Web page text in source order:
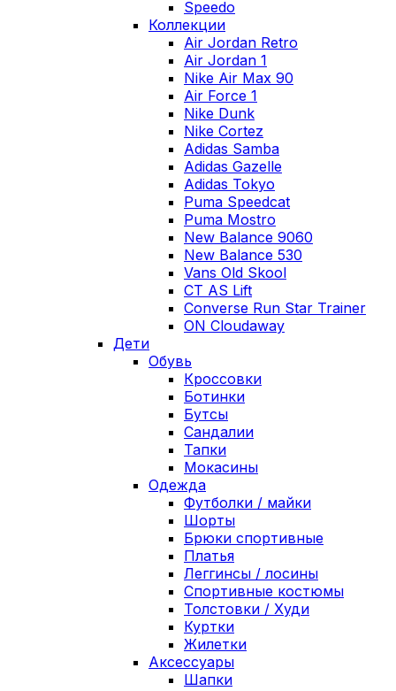
Speedo
Коллекции
Air Jordan Retro
Air Jordan 1
Nike Air Max 90
Air Force 1
Nike Dunk
Nike Cortez
Adidas Samba
Adidas Gazelle
Adidas Tokyo
Puma Speedcat
Puma Mostro
New Balance 9060
New Balance 530
Vans Old Skool
CT AS Lift
Converse Run Star Trainer
ON Cloudaway
Дети
Обувь
Кроссовки
Ботинки
Бутсы
Сандалии
Тапки
Мокасины
Одежда
Футболки / майки
Шорты
Брюки спортивные
Платья
Леггинсы / лосины
Спортивные костюмы
Толстовки / Худи
Куртки
Жилетки
Аксессуары
Шапки